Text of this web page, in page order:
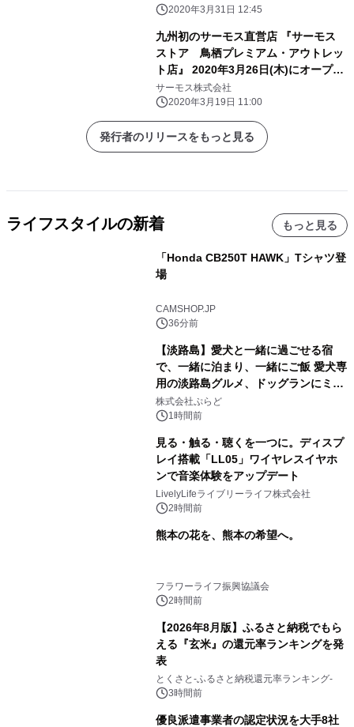
26日(木)
2020年3月31日 12:45
九州初のサーモス直営店 『サーモス
ストア 鳥栖プレミアム・アウトレッ
ト店』 2020年3月26日(木)にオープ
ン！
サーモス株式会社
2020年3月19日 11:00
発行者のリリースをもっと見る
ライフスタイルの新着 もっと見る
「Honda CB250T HAWK」Tシャツ登
場
CAMSHOP.JP
36分前
【淡路島】愛犬と一緒に過ごせる宿
で、一緒に泊まり、一緒にご飯 愛犬専
用の淡路島グルメ、ドッグランにミニ
プール グランピングとトレーラーハウ
スの2施設で
株式会社ぷらど
1時間前
見る・触る・聴くを一つに。ディスプ
レイ搭載「LL05」ワイヤレスイヤホ
ンで音楽体験をアップデート
LivelyLifeライブリーライフ株式会社
2時間前
熊本の花を、熊本の希望へ。
フラワーライフ振興協議会
2時間前
【2026年8月版】ふるさと納税でもら
える『玄米』の還元率ランキングを発
表
とくさと-ふるさと納税還元率ランキング-
3時間前
優良派遣事業者の認定状況を大手8社